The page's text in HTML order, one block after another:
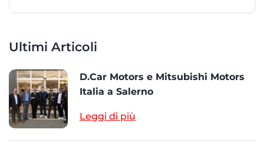
Ultimi Articoli
D.Car Motors e Mitsubishi Motors
Italia a Salerno
Leggi di più